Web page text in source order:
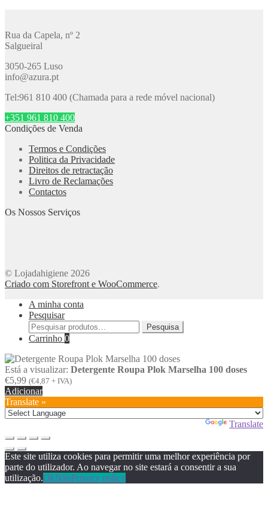
Rua da Capela, nº 2
Salgueiral
3050-265 Luso
info@azura.pt
Tel:961 810 400 (Chamada para a rede móvel nacional)
+351 961 810 400
Condições de Venda
Termos e Condições
Politica da Privacidade
Direitos de retractação
Livro de Reclamações
Contactos
Os Nossos Serviços
© Lojadahigiene 2026
Criado com Storefront e WooCommerce.
A minha conta
Pesquisar
Pesquisar
por:
Pesquisa
Carrinho 0
Está a visualizar: Detergente Roupa Plok Marselha 100 doses
€5,99 (€4,87 + IVA)
Adicionar
Translate »
Translate
Este site utiliza cookies para permitir uma melhor experiência por
parte do utilizador. Ao navegar no site estará a consentir a sua
utilização.OkNãoPrivacy policy